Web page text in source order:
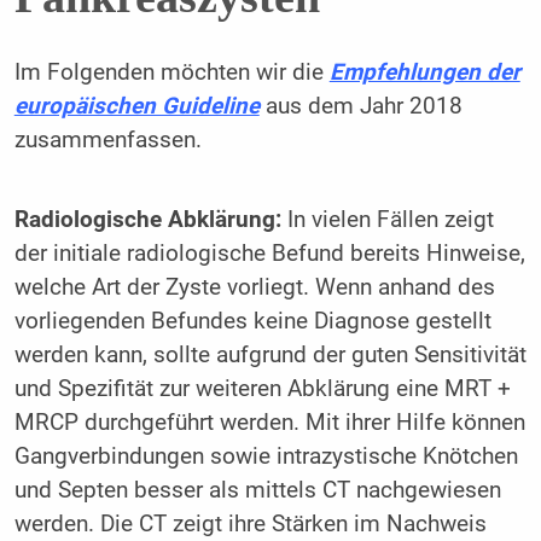
Im Folgenden möchten wir die Empfehlungen der
europäischen Guidelineaus dem Jahr 2018
zusammenfassen.
Radiologische Abklärung:In vielen Fällen zeigt
der initiale radiologische Befund bereits Hinweise,
welche Art der Zyste vorliegt. Wenn anhand des
vorliegenden Befundes keine Diagnose gestellt
werden kann, sollte aufgrund der guten Sensitivität
und Spezifität zur weiteren Abklärung eine MRT +
MRCP durchgeführt werden. Mit ihrer Hilfe können
Gangverbindungen sowie intrazystische Knötchen
und Septen besser als mittels CT nachgewiesen
werden. Die CT zeigt ihre Stärken im Nachweis